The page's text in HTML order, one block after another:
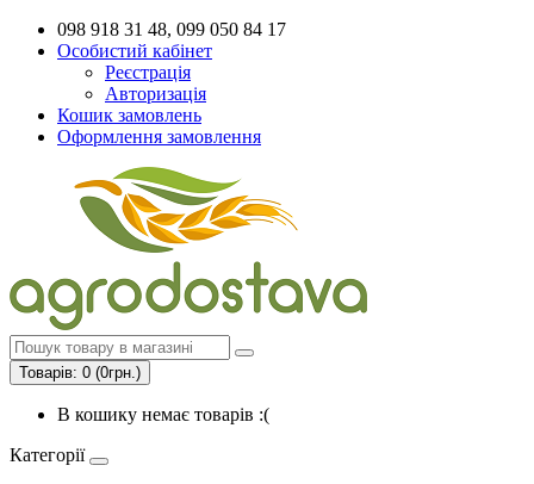
098 918 31 48, 099 050 84 17
Особистий кабінет
Реєстрація
Авторизація
Кошик замовлень
Оформлення замовлення
Товарів: 0 (0грн.)
В кошику немає товарів :(
Категорії